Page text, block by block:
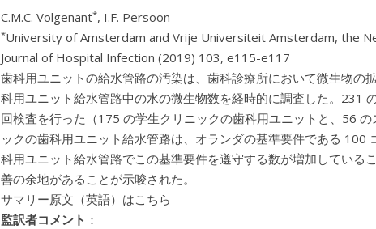
C.M.C. Volgenant*, I.F. Persoon
*University of Amsterdam and Vrije Universiteit Amsterdam, the
Journal of Hospital Infection (2019) 103, e115-e117
歯科用ユニットの給水管路の汚染は、歯科診療所において微生物
科用ユニット給水管路中の水の微生物数を経時的に調査した。231
回検査を行った（175 の学生クリニックの歯科用ユニットと、56
ックの歯科用ユニット給水管路は、オランダの基準要件である
科用ユニット給水管路でこの基準要件を遵守する数が増加してい
善の余地があることが示唆された。
サマリー原文（英語）はこちら
監訳者コメント ：